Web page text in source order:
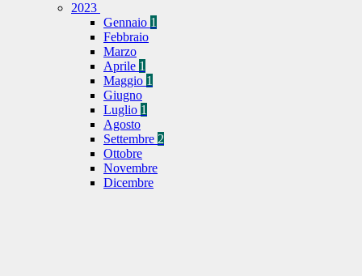
2023
Gennaio 1
Febbraio
Marzo
Aprile 1
Maggio 1
Giugno
Luglio 1
Agosto
Settembre 2
Ottobre
Novembre
Dicembre